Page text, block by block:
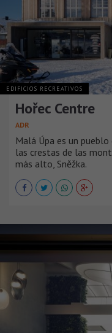
EDIFICIOS RECREATIVOS
Hořec Centre
ADR
Malá Úpa es un
las crestas de las
más alto, Sněžka.